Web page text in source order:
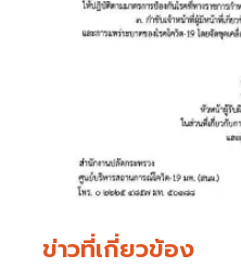
ข่าวที่เกี่ยวข้อง